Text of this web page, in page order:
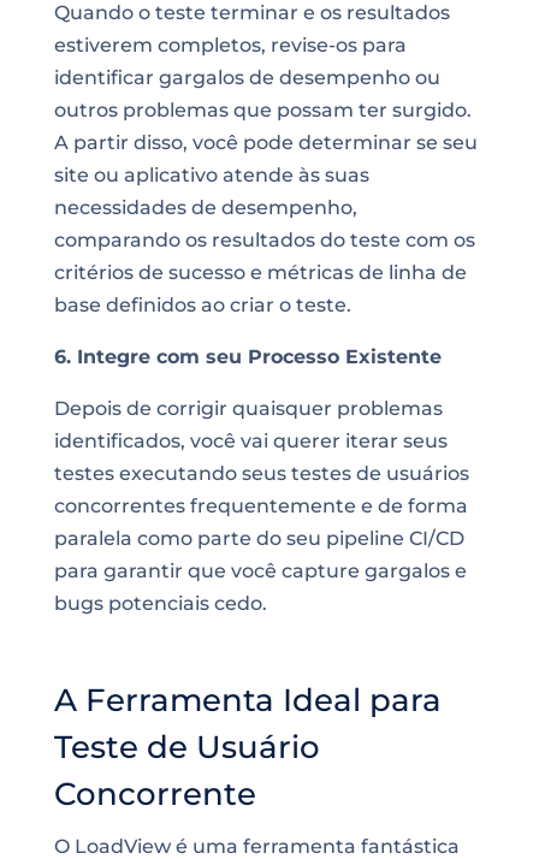
Quando o teste terminar e os resultados
estiverem completos, revise-os para
identificar gargalos de desempenho ou
outros problemas que possam ter surgido.
A partir disso, você pode determinar se seu
site ou aplicativo atende às suas
necessidades de desempenho,
comparando os resultados do teste com os
critérios de sucesso e métricas de linha de
base definidos ao criar o teste.
6. Integre com seu Processo Existente
Depois de corrigir quaisquer problemas
identificados, você vai querer iterar seus
testes executando seus testes de usuários
concorrentes frequentemente e de forma
paralela como parte do seu pipeline CI/CD
para garantir que você capture gargalos e
bugs potenciais cedo.
A Ferramenta Ideal para
Teste de Usuário
Concorrente
O LoadView é uma ferramenta fantástica